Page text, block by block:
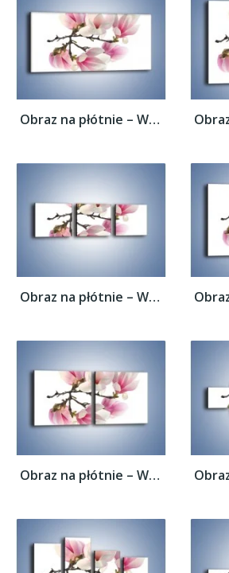
Obraz na płótnie – Wirujące kwiaty...
Obraz na płótnie – Wirujące kwiaty...
Obraz na płótnie – Wirujące kwiaty...